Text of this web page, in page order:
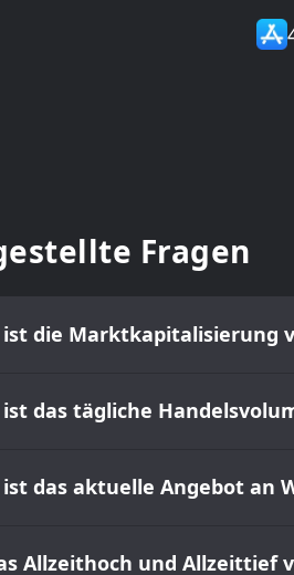
Fragen
die Marktkapitalisierung
das tägliche
das aktuelle Angebot an
Allzeithoch und Allzeittief